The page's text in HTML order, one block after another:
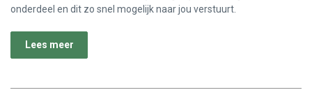
onderdeel en dit zo snel mogelijk naar jou verstuurt.
Lees meer